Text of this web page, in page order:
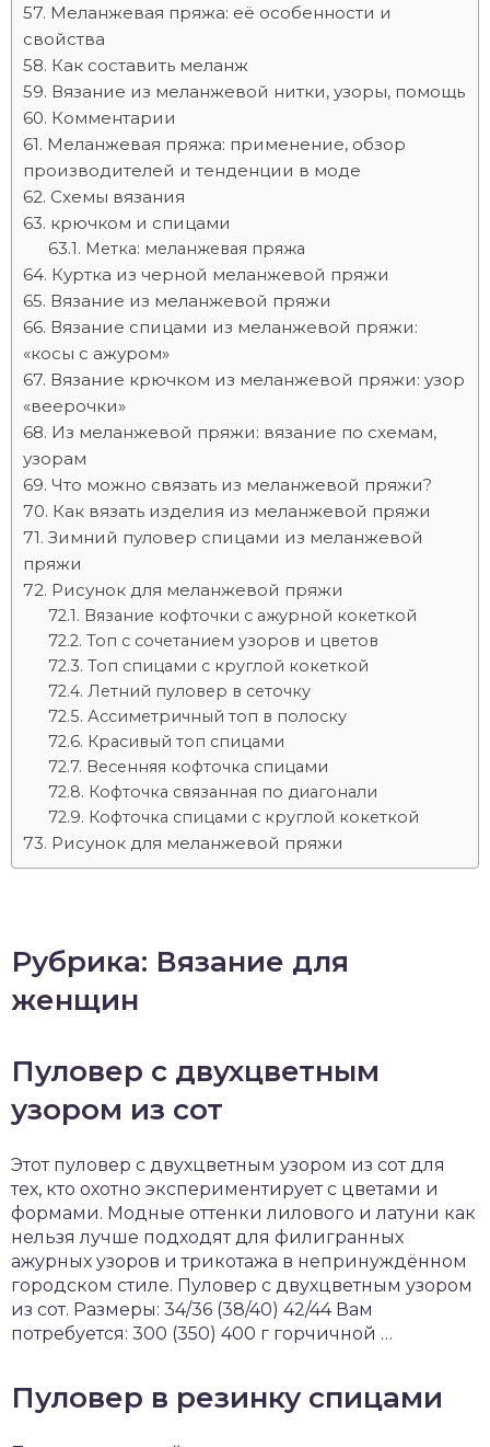
Меланжевая пряжа: её особенности и
свойства
Как составить меланж
Вязание из меланжевой нитки, узоры, помощь
Комментарии
Меланжевая пряжа: применение, обзор
производителей и тенденции в моде
Схемы вязания
крючком и спицами
Метка: меланжевая пряжа
Куртка из черной меланжевой пряжи
Вязание из меланжевой пряжи
Вязание спицами из меланжевой пряжи:
«косы с ажуром»
Вязание крючком из меланжевой пряжи: узор
«веерочки»
Из меланжевой пряжи: вязание по схемам,
узорам
Что можно связать из меланжевой пряжи?
Как вязать изделия из меланжевой пряжи
Зимний пуловер спицами из меланжевой
пряжи
Рисунок для меланжевой пряжи
Вязание кофточки с ажурной кокеткой
Топ с сочетанием узоров и цветов
Топ спицами с круглой кокеткой
Летний пуловер в сеточку
Ассиметричный топ в полоску
Красивый топ спицами
Весенняя кофточка спицами
Кофточка связанная по диагонали
Кофточка спицами с круглой кокеткой
Рисунок для меланжевой пряжи
Рубрика: Вязание для
женщин
Пуловер с двухцветным
узором из сот
Этот пуловер с двухцветным узором из сот для
тех, кто охотно экспериментирует с цветами и
формами. Модные оттенки лилового и латуни как
нельзя лучше подходят для филигранных
ажурных узоров и трикотажа в непринуждённом
городском стиле. Пуловер с двухцветным узором
из сот. Размеры: 34/36 (38/40) 42/44 Вам
потребуется: 300 (350) 400 г горчичной …
Пуловер в резинку спицами